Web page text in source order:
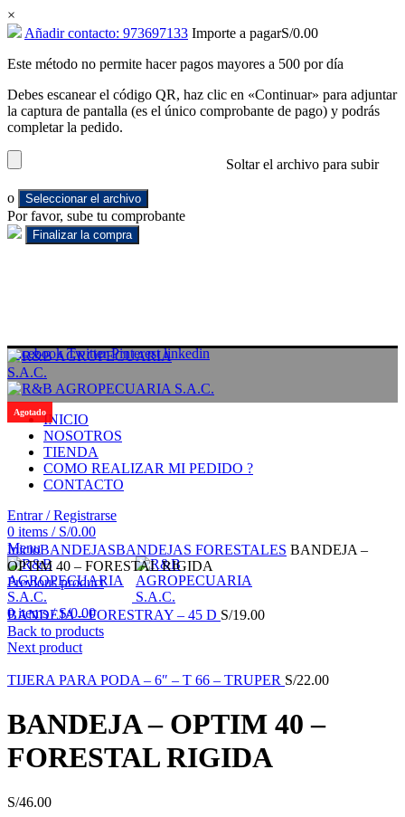
×
Añadir contacto: 973697133 Importe a pagarS/0.00
Este método no permite hacer pagos mayores a 500 por día
Debes escanear el código QR, haz clic en «Continuar» para adjuntar
la captura de pantalla (es el único comprobante de pago) y podrás
completar la pedido.
Soltar el archivo para subir
o Seleccionar el archivo
Por favor, sube tu comprobante
Facebook Twitter Pinterest linkedin
INICIO
NOSOTROS
TIENDA
COMO REALIZAR MI PEDIDO ?
CONTACTO
Entrar / Registrarse
0 items / S/0.00
Menu
0items / S/0.00
Agotado
Click to enlarge
InicioBANDEJASBANDEJAS FORESTALES BANDEJA –
OPTIM 40 – FORESTAL RIGIDA
Previous product
BANDEJA – FORESTRAY – 45 D S/19.00
Back to products
Next product
TIJERA PARA PODA – 6″ – T 66 – TRUPER S/22.00
BANDEJA – OPTIM 40 –
FORESTAL RIGIDA
S/46.00